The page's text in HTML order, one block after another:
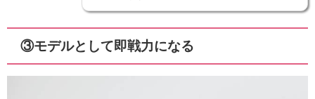
③モデルとして即戦力になる